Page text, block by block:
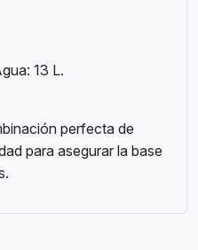
13 L.
perfecta de
para asegurar la base